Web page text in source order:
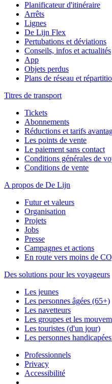
Planificateur d'itinéraire
Arrêts
Lignes
De Lijn Flex
Pertubations et déviations
Conseils, infos et actualités
App
Objets perdus
Plans de réseau et
Titres de transport
Tickets
Abonnements
Réductions et tarifs
Les points de vente
Le paiement sans contact
Conditions générales de
Conditions de vente
A propos de De Lijn
Futur et valeurs
Organisation
Projets
Jobs
Presse
Campagnes et actions
En route vers moins de
Des solutions pour les voyageurs
Les jeunes
Les personnes âgées (65+)
Les navetteurs
Les groupes et les
Les touristes (d'un jour)
Les personnes
Professionnels
Privacy
Accessibilité